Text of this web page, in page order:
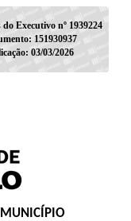
do Executivo nº 1939224
151930937
03/03/2026
MUNICÍPIO